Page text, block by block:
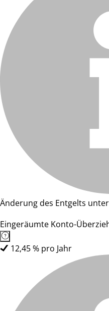
Änderung des Entgelts
Eingeräumte Konto-
12,45 % pro Jahr